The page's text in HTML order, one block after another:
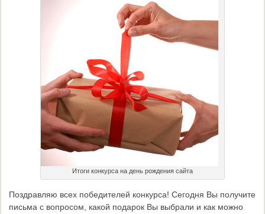
Итоги конкурса на день рождения сайта
Поздравляю всех победителей конкурса! Сегодня Вы получите
письма с вопросом, какой подарок Вы выбрали и как можно